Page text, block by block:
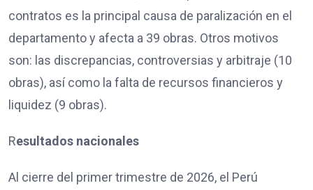
contratos es la principal causa de paralización en el
departamento y afecta a 39 obras. Otros motivos
son: las discrepancias, controversias y arbitraje (10
obras), así como la falta de recursos financieros y
liquidez (9 obras).
Resultados nacionales
Al cierre del primer trimestre de 2026, el Perú